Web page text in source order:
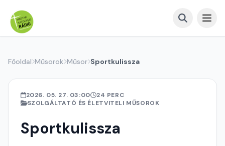
Főoldal Műsorok Műsor Sportkulissza
2026. 05. 27. 03:00
24 PERC
SZOLGÁLTATÓ ÉS ÉLETVITELI MŰSOROK
Sportkulissza